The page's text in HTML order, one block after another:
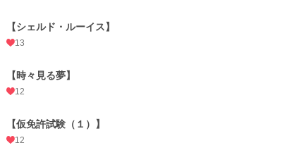
【シェルド・ルーイス】
13
【時々見る夢】
12
【仮免許試験（１）】
12